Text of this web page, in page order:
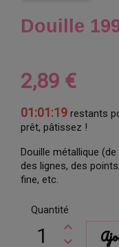
Douille
2,89 €
01:01:19 restants
prêt, pâtissez !
Douille métallique
des lignes, des
fine, etc.
Quantité